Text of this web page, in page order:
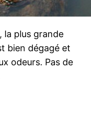
la plus grande
bien dégagé et
odeurs. Pas de